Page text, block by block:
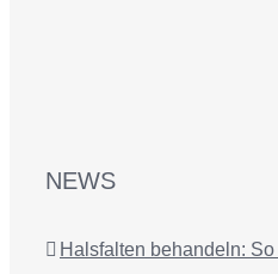
NEWS
Halsfalten behandeln: